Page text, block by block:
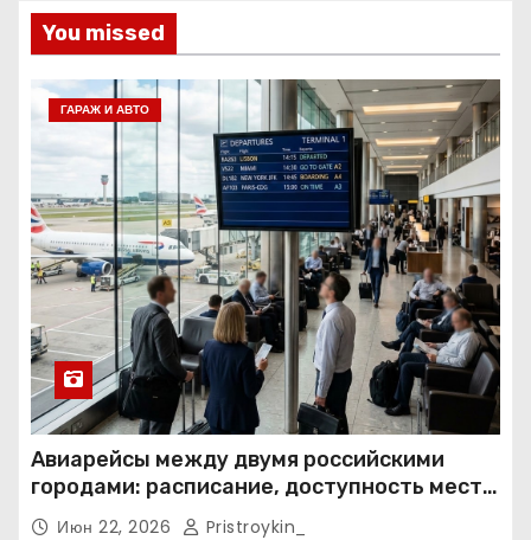
You missed
ГАРАЖ И АВТО
Авиарейсы между двумя российскими
городами: расписание, доступность мест и
тарифные условия
Июн 22, 2026 Pristroykin_